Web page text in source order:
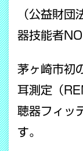
（公益財
器技能者
茅ヶ崎市初
耳測定（
聴器フィッ
す。